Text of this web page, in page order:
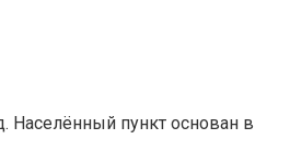
Населённый пункт основан в